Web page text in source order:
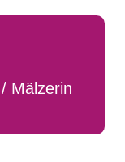
Mälzerin